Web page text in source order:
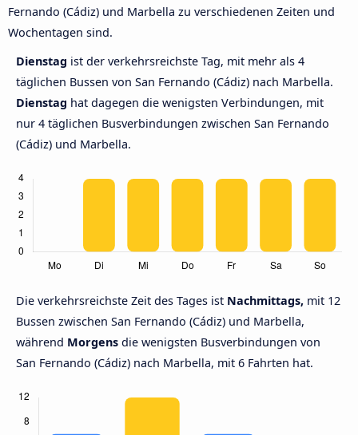
Fernando (Cádiz) und Marbella zu verschiedenen Zeiten und
Wochentagen sind.
Dienstag ist der verkehrsreichste Tag, mit mehr als 4
täglichen Bussen von San Fernando (Cádiz) nach Marbella.
Dienstag hat dagegen die wenigsten Verbindungen, mit
nur 4 täglichen Busverbindungen zwischen San Fernando
(Cádiz) und Marbella.
Die verkehrsreichste Zeit des Tages ist Nachmittags, mit 12
Bussen zwischen San Fernando (Cádiz) und Marbella,
während Morgens die wenigsten Busverbindungen von
San Fernando (Cádiz) nach Marbella, mit 6 Fahrten hat.